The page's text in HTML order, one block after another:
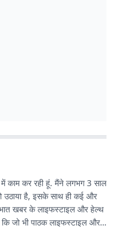
में काम कर रही हूं. मैंने लगभग 3 साल
उठाया है, इसके साथ ही कई और
खबर के लाइफस्टाइल और हेल्थ
जो भी पाठक लाइफस्टाइल और
और आसान भाषा में लिख कर दे